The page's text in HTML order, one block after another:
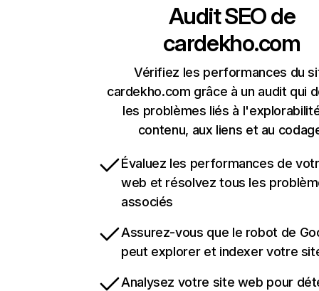
Audit SEO de
cardekho.com
Vérifiez les performances du
cardekho.com grâce à un audit qui
les problèmes liés à
contenu, aux liens et au
Évaluez les performances de
web et résolvez tous les
associés
Assurez-vous que le robot de
peut explorer et indexer votre
Analysez votre site web pour